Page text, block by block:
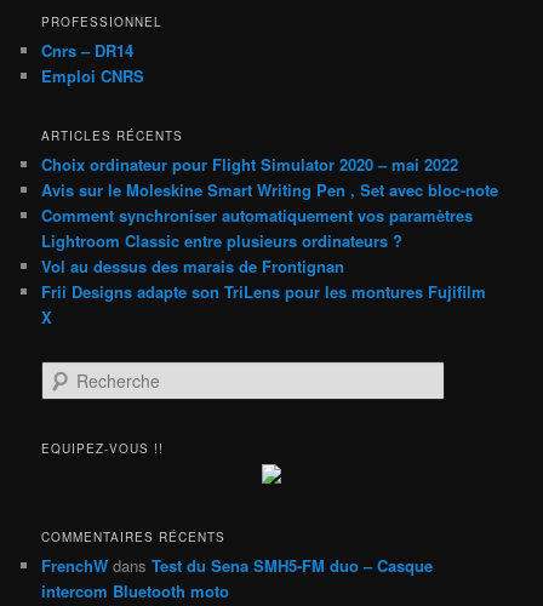
PROFESSIONNEL
Cnrs – DR14
Emploi CNRS
ARTICLES RÉCENTS
Choix ordinateur pour Flight Simulator 2020 – mai 2022
Avis sur le Moleskine Smart Writing Pen , Set avec bloc-note
Comment synchroniser automatiquement vos paramètres
Lightroom Classic entre plusieurs ordinateurs ?
Vol au dessus des marais de Frontignan
Frii Designs adapte son TriLens pour les montures Fujifilm
X
e
h
h
e
EQUIPEZ-VOUS !!
COMMENTAIRES RÉCENTS
FrenchW dansTest du Sena SMH5-FM duo – Casque
intercom Bluetooth moto